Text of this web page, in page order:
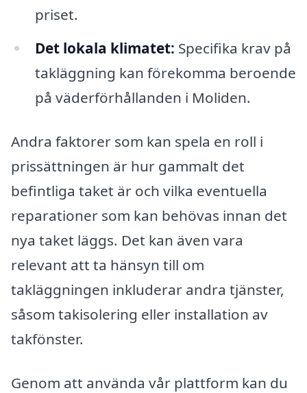
priset.
Det lokala klimatet: Specifika krav på
takläggning kan förekomma beroende
på väderförhållanden i Moliden.
Andra faktorer som kan spela en roll i
prissättningen är hur gammalt det
befintliga taket är och vilka eventuella
reparationer som kan behövas innan det
nya taket läggs. Det kan även vara
relevant att ta hänsyn till om
takläggningen inkluderar andra tjänster,
såsom takisolering eller installation av
takfönster.
Genom att använda vår plattform kan du